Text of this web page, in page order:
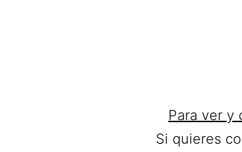
Para ver y
Si quieres